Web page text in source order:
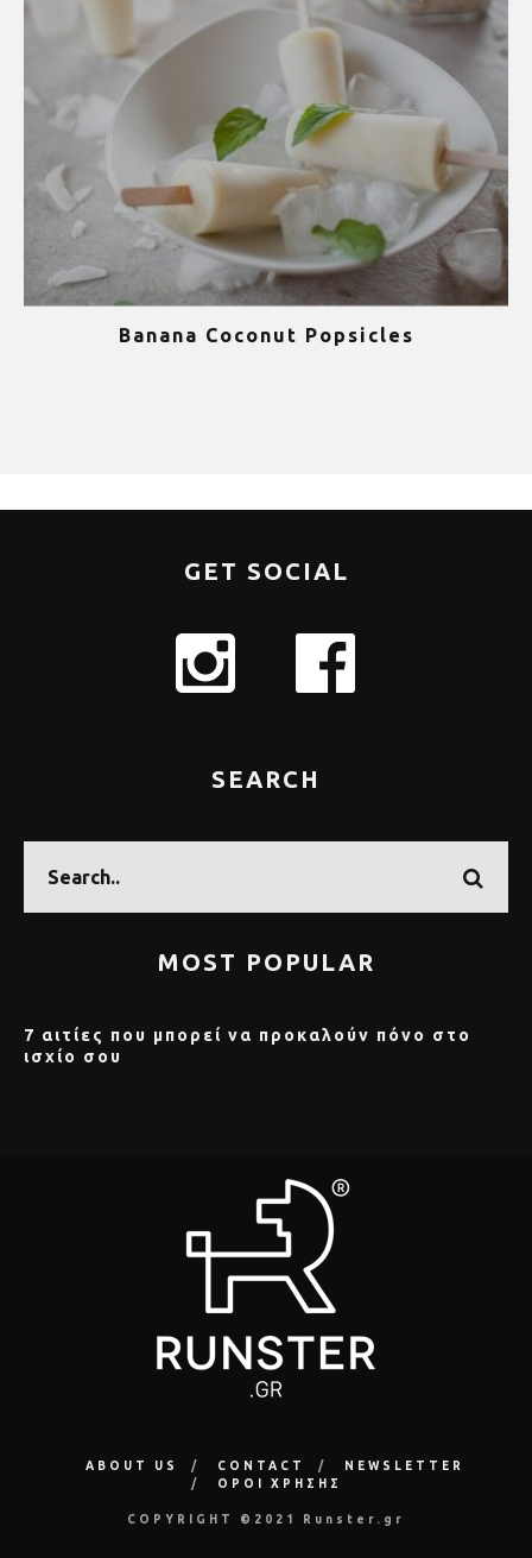
Banana Coconut Popsicles
GET SOCIAL
SEARCH
MOST POPULAR
7 αιτίες που μπορεί να προκαλούν πόνο στο
ισχίο σου
ABOUT US CONTACT
NEWSLETTER
ΟΡΟΙ ΧΡΗΣΗΣ
COPYRIGHT ©2021 Runster.gr